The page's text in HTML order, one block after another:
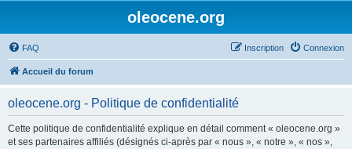
oleocene.org
FAQ Connexion
Inscription
Accueil du forum
oleocene.org - Politique de confidentialité
Cette politique de confidentialité explique en détail comment « oleocene.org »
et ses partenaires affiliés (désignés ci-après par « nous », « notre », « nos »,